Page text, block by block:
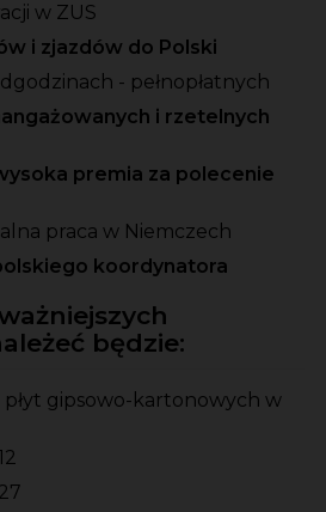
w ZUS
i zjazdów do Polski
- pełnopłatnych
i rzetelnych
premia za polecenie
praca w Niemczech
koordynatora
będzie:
gipsowo-kartonowych w